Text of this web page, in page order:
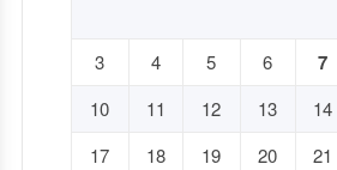
3
4 5 6 7
10
11 12 13 14
17
18 19 20 21